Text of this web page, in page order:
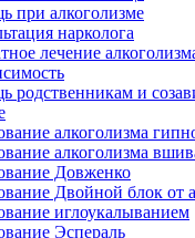
при алкоголизме
нарколога
лечение
родственникам и
алкоголизма
алкоголизма
Довженко
Двойной блок от
иглоукалыванием
Эспераль